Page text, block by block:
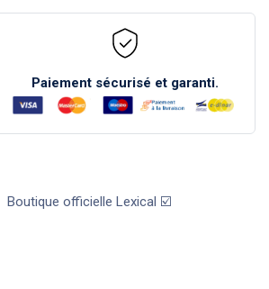
Paiement sécurisé et garanti.
Boutique officielle Lexical ☑️